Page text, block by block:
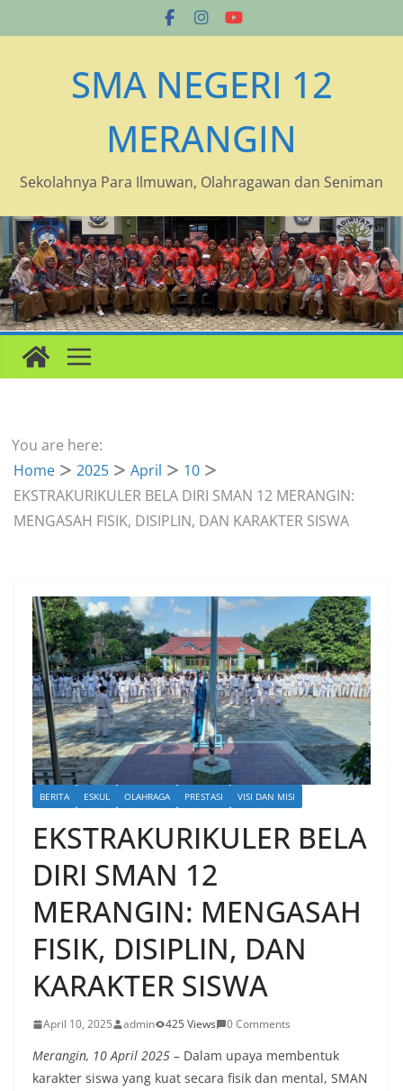
to
SMA NEGERI 12
MERANGIN
Sekolahnya Para Ilmuwan, Olahragawan dan Seniman
You are here:
Home
2025 April
10
EKSTRAKURIKULER BELA DIRI SMAN 12 MERANGIN:
MENGASAH FISIK, DISIPLIN, DAN KARAKTER SISWA
BERITA ESKUL OLAHRAGA PRESTASI VISI DAN MISI
EKSTRAKURIKULER BELA
DIRI SMAN 12
MERANGIN: MENGASAH
FISIK, DISIPLIN, DAN
KARAKTER SISWA
April 10, 2025 admin 425 Views 0 Comments
Merangin, 10 April 2025 – Dalam upaya membentuk
karakter siswa yang kuat secara fisik dan mental, SMAN